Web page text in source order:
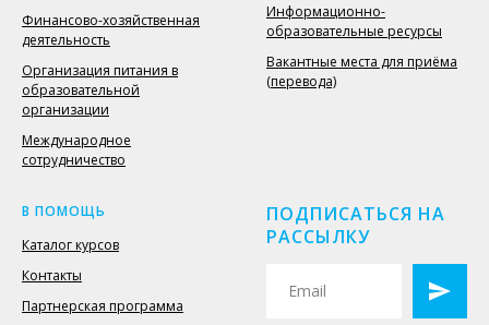
Финансово-хозяйственная
деятельность
Организация питания в
образовательной
организации
Международное
сотрудничество
Информационно-
образовательные ресурсы
Вакантные места для приёма
(перевода)
В ПОМОЩЬ
Каталог курсов
Контакты
Партнерская программа
ПОДПИСАТЬСЯ НА
РАССЫЛКУ